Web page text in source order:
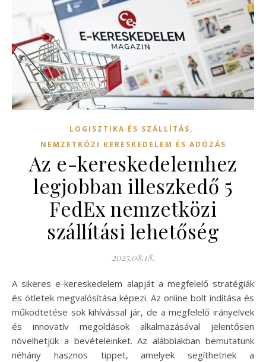
LOGISZTIKA ÉS SZÁLLÍTÁS,
NEMZETKÖZI KERESKEDELEM ÉS ADÓZÁS
Az e-kereskedelemhez
legjobban illeszkedő 5
FedEx nemzetközi
szállítási lehetőség
2025.08.18.
A sikeres e-kereskedelem alapját a megfelelő stratégiák
és ötletek megvalósítása képezi. Az online bolt indítása és
működtetése sok kihívással jár, de a megfelelő irányelvek
és innovatív megoldások alkalmazásával jelentősen
növelhetjük a bevételeinket. Az alábbiakban bemutatunk
néhány hasznos tippet, amelyek segíthetnek a